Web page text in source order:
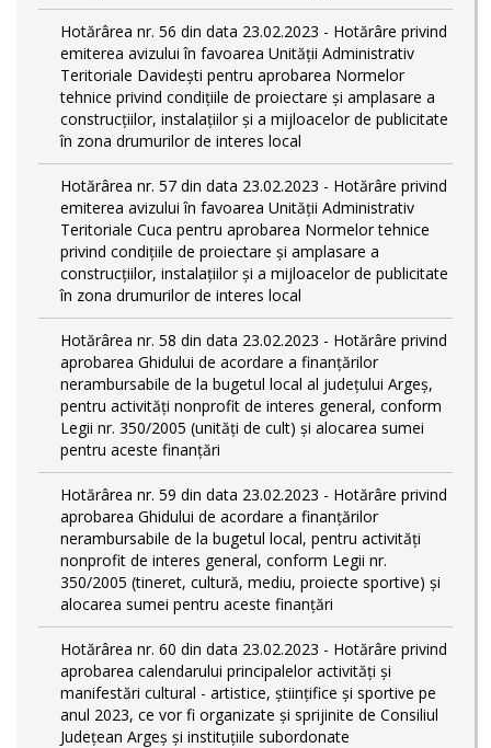
Hotărârea nr. 56 din data 23.02.2023 - Hotărâre privind
emiterea avizului în favoarea Unității Administrativ
Teritoriale Davidești pentru aprobarea Normelor
tehnice privind condiţiile de proiectare şi amplasare a
construcţiilor, instalaţiilor şi a mijloacelor de publicitate
în zona drumurilor de interes local
Hotărârea nr. 57 din data 23.02.2023 - Hotărâre privind
emiterea avizului în favoarea Unității Administrativ
Teritoriale Cuca pentru aprobarea Normelor tehnice
privind condiţiile de proiectare şi amplasare a
construcţiilor, instalaţiilor şi a mijloacelor de publicitate
în zona drumurilor de interes local
Hotărârea nr. 58 din data 23.02.2023 - Hotărâre privind
aprobarea Ghidului de acordare a finanţărilor
nerambursabile de la bugetul local al județului Argeș,
pentru activităţi nonprofit de interes general, conform
Legii nr. 350/2005 (unități de cult) și alocarea sumei
pentru aceste finanțări
Hotărârea nr. 59 din data 23.02.2023 - Hotărâre privind
aprobarea Ghidului de acordare a finanţărilor
nerambursabile de la bugetul local, pentru activităţi
nonprofit de interes general, conform Legii nr.
350/2005 (tineret, cultură, mediu, proiecte sportive) și
alocarea sumei pentru aceste finanțări
Hotărârea nr. 60 din data 23.02.2023 - Hotărâre privind
aprobarea calendarului principalelor activităţi şi
manifestări cultural - artistice, ştiinţifice şi sportive pe
anul 2023, ce vor fi organizate şi sprijinite de Consiliul
Judeţean Argeş şi instituţiile subordonate